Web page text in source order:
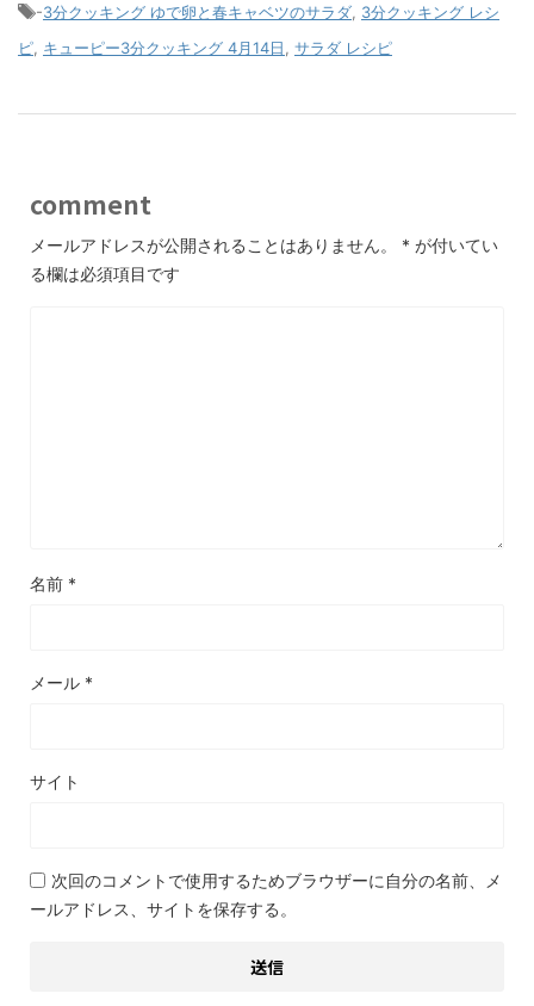
-3分クッキング ゆで卵と春キャベツのサラダ 3分クッキング レシ
ピ キューピー3分クッキング 4月14日 サラダ レシピ
comment
メールアドレスが公開されることはありません。 * が付いてい
る欄は必須項目です
名前 *
メール *
サイト
次回のコメントで使用するためブラウザーに自分の名前、メ
ールアドレス、サイトを保存する。